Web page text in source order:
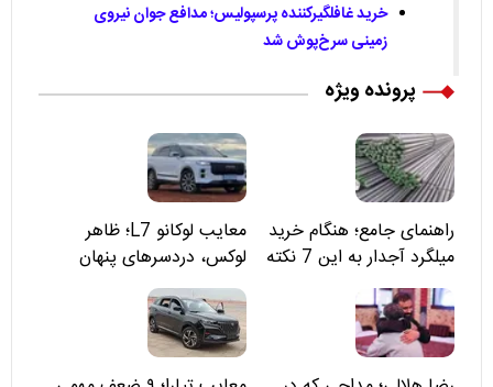
خرید غافلگیرکننده پرسپولیس؛ مدافع جوان نیروی
زمینی سرخ‌پوش شد
پرونده ویژه
راهنمای جامع؛ هنگام خرید
میلگرد آجدار به این 7 نکته
توجه کنید
معایب لوکانو L7؛ ظاهر
لوکس، دردسرهای پنهان